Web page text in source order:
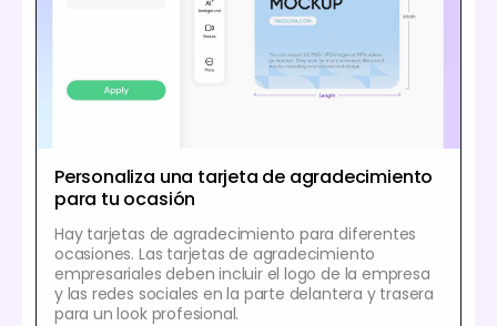
Personaliza una tarjeta de agradecimiento
para tu ocasión
Hay tarjetas de agradecimiento para diferentes
ocasiones. Las tarjetas de agradecimiento
empresariales deben incluir el logo de la empresa
y las redes sociales en la parte delantera y trasera
para un look profesional.